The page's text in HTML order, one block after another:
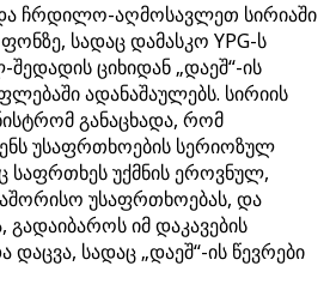
ჩრდილო-აღმოსავლეთ სირიაში
სადაც დამასკო YPG-ს
ციხიდან „დაეშ“-ის
ადანაშაულებს. სირიის
განაცხადა, რომ
უსაფრთხოების სერიოზულ
უქმნის ეროვნულ,
უსაფრთხოებას, და
იმ დაკავების
სადაც „დაეშ“-ის წევრები